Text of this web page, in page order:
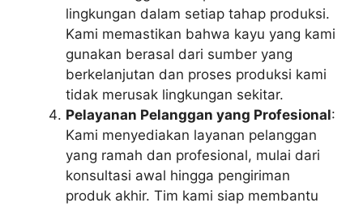
lingkungan dalam setiap tahap produksi.
Kami memastikan bahwa kayu yang kami
gunakan berasal dari sumber yang
berkelanjutan dan proses produksi kami
tidak merusak lingkungan sekitar.
Pelayanan Pelanggan yang Profesional:
Kami menyediakan layanan pelanggan
yang ramah dan profesional, mulai dari
konsultasi awal hingga pengiriman
produk akhir. Tim kami siap membantu